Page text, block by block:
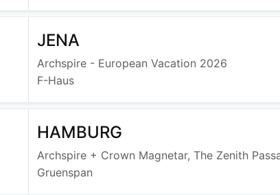
JENA
Archspire - European Vacation 2026
F-Haus
HAMBURG
Gruenspan